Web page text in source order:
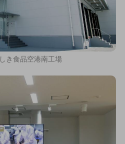
き食品空港南工場